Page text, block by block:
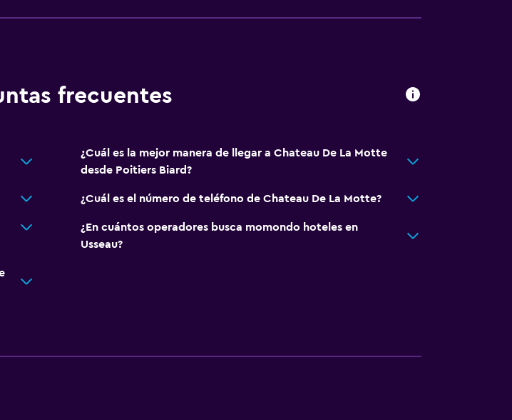
frecuentes
¿Cuál es la mejor manera de llegar a Chateau De La Motte
desde Poitiers Biard?
¿Cuál es el número de teléfono de Chateau De La Motte?
¿En cuántos operadores busca momondo hoteles en
Usseau?